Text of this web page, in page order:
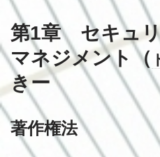
第1章 セキュ
マネジメント（
きー
著作権法